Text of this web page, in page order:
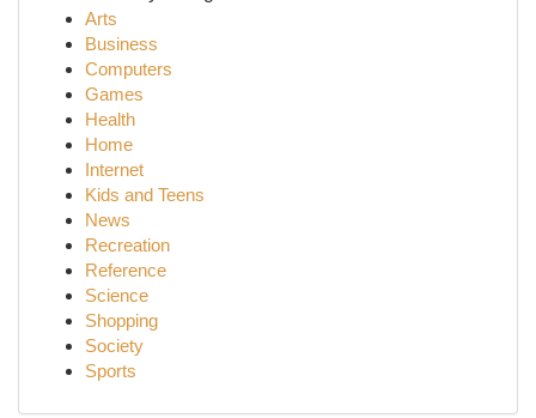
Arts
Business
Computers
Games
Health
Home
Internet
Kids and Teens
News
Recreation
Reference
Science
Shopping
Society
Sports